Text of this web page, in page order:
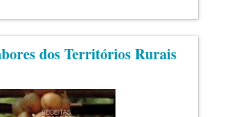
dos Territórios Rurais